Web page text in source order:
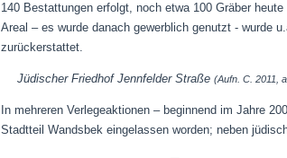
140 Bestattungen erfolgt, noch etwa 100 Gräber
Areal – es wurde danach gewerblich genutzt - wurde
zurückerstattet.
Jüdischer Friedhof Jennfelder Straße(Aufn. C. 2011,
In mehreren Verlegeaktionen – beginnend im Jahre
Stadtteil Wandsbek eingelassen worden; neben